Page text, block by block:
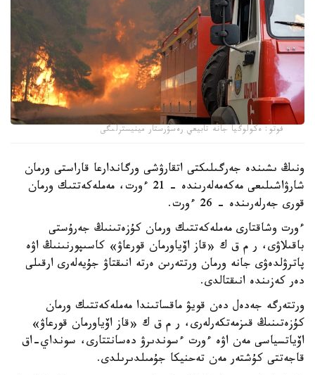
فوتو: ەكولوگيا جانە تابيعي رەسۋرستار مينيسترلىگى
ونىڭ ىشىندە جەرگىلىكتى اتقارۋشى ورگاندارعا قاراستى ورمان
شارۋاشىلىعى مەكەمەلەرىندە - 21 ءورت، مەملەكەتتىك ورمان
قورى جەرلەرىندە - 26 ءورت.
ءورت وشاقتارى مەملەكەتتىك ورمان كۇزەتىنىڭ جەرۇستى
باقىلاۋى، ر م ق ك «قاز اۆياورمان قورعاۋ» كاسىپورنىنىڭ اۋە
پاترۋلدەۋى جانە ورمان ورتتەرىن ەرتە انىقتاۋ جۇيەلەرى ارقىلى
دەر كەزىندە انىقتالدى.
ورتتەرگە جەدەل دەن قويۋ ماقساتىندا مەملەكەتتىك ورمان
كۇزەتىنىڭ قىزمەتكەرلەرى، ر م ق ك «قاز اۆياورمان قورعاۋ»
اۆياتسياسى مەن اۋە ءورت ءسوندىرۋ دەسانتتارى، سونداي-اق
قاجەتتى كۇشتەر مەن تەحنيكا جۇمىلدىرىلدى.